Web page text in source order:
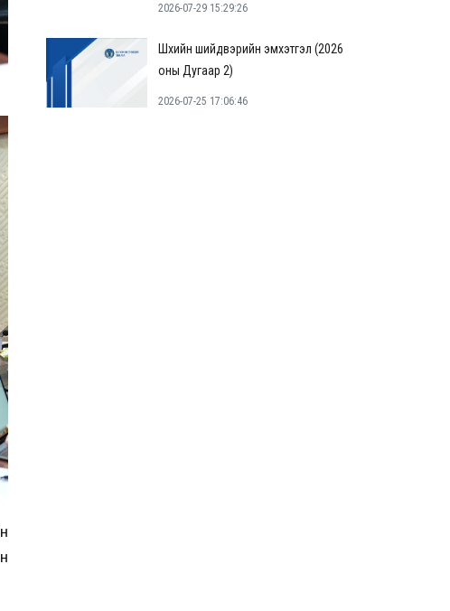
2026-07-29 15:29:26
Шүүхийн шийдвэрийн эмхэтгэл (2026
оны Дугаар 2)
2026-07-25 17:06:46